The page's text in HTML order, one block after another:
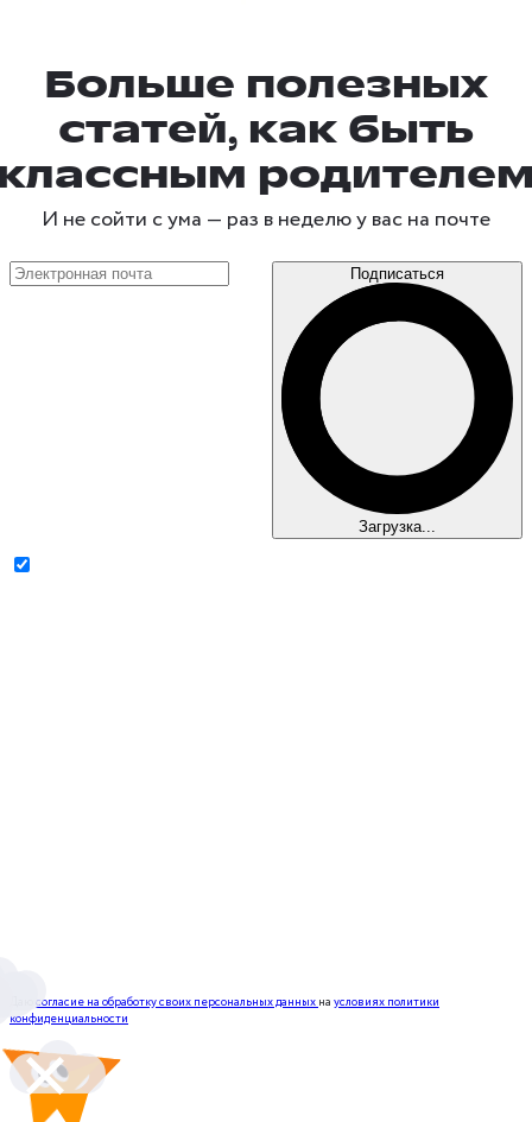
Больше полезных
статей, как быть
И не сойти с ума — раз в неделюу вас на почте
Подписаться
Загрузка...
согласие на обработку своих персональных данныхна условиях политики
конфиденциальности